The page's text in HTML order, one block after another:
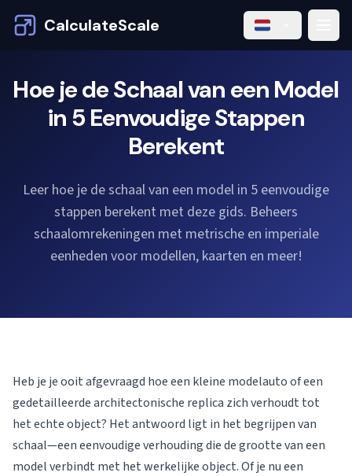
CalculateScale
Hoe je de Schaal van een Model
in 5 Eenvoudige Stappen
Berekent
Leer hoe je de schaal van een model in 5 eenvoudige
stappen berekent met deze gids. Beheers
schaalomrekeningen met metrische en imperiale
eenheden voor modellen, kaarten en meer!
Heb je je ooit afgevraagd hoe een kleine modelauto of een
gedetailleerde architectonische replica zich verhoudt tot
het echte object? Het antwoord ligt in het begrijpen van
schaal—een eenvoudige verhouding die de grootte van een
model verbindt met het werkelijke object. Of je nu een